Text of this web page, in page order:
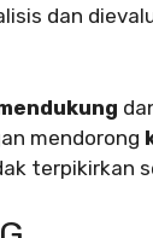
dan
mendorong
terpikirkan